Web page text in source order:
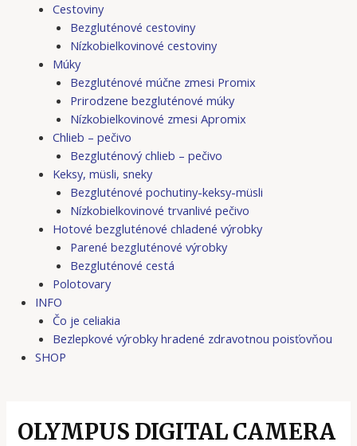
Cestoviny
Bezgluténové cestoviny
Nízkobielkovinové cestoviny
Múky
Bezgluténové múčne zmesi Promix
Prirodzene bezgluténové múky
Nízkobielkovinové zmesi Apromix
Chlieb – pečivo
Bezgluténový chlieb – pečivo
Keksy, müsli, sneky
Bezgluténové pochutiny-keksy-müsli
Nízkobielkovinové trvanlivé pečivo
Hotové bezgluténové chladené výrobky
Parené bezgluténové výrobky
Bezgluténové cestá
Polotovary
INFO
Čo je celiakia
Bezlepkové výrobky hradené zdravotnou poisťovňou
SHOP
OLYMPUS DIGITAL CAMERA